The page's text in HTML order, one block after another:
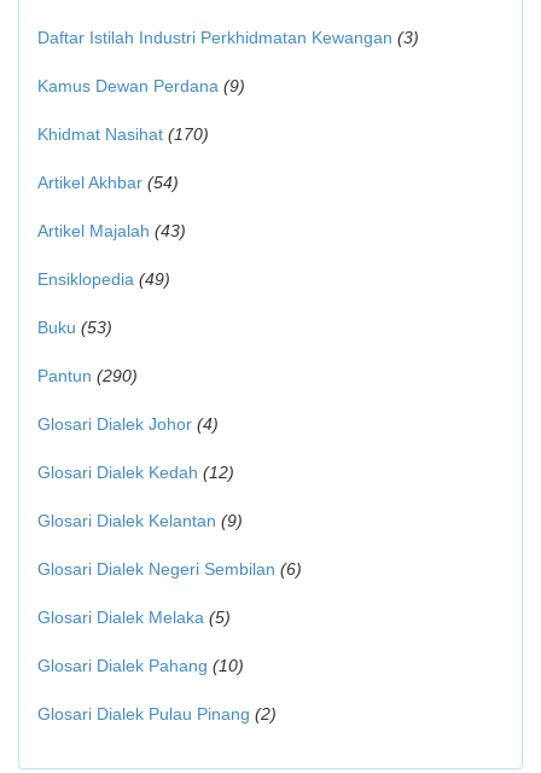
Daftar Istilah Industri Perkhidmatan Kewangan (3)
Kamus Dewan Perdana (9)
Khidmat Nasihat (170)
Artikel Akhbar (54)
Artikel Majalah (43)
Ensiklopedia (49)
Buku (53)
Pantun (290)
Glosari Dialek Johor (4)
Glosari Dialek Kedah (12)
Glosari Dialek Kelantan (9)
Glosari Dialek Negeri Sembilan (6)
Glosari Dialek Melaka (5)
Glosari Dialek Pahang (10)
Glosari Dialek Pulau Pinang (2)